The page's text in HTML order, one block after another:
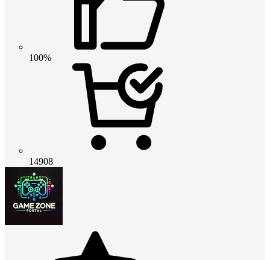
100%
14908